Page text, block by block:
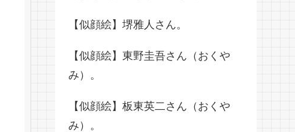
【似顔絵】堺雅人さん。
【似顔絵】東野圭吾さん（おくや
み）。
【似顔絵】板東英二さん（おくや
み）。